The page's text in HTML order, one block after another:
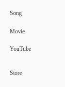
Song
Movie
YouTube
Store